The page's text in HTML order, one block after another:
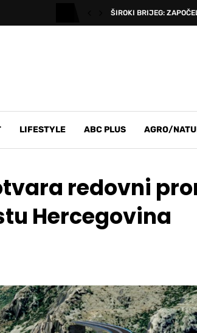
ŠIROKI BRIJEG:
LIFESTYLE ABC PLUS AGRO/
redovni
Hercegovina